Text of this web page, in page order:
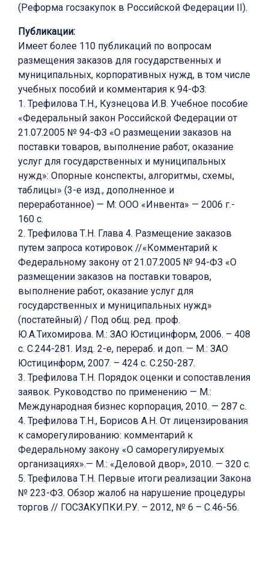
(Реформа госзакупок в Российской Федерации II).
Публикации:
Имеет более 110 публикаций по вопросам
размещения заказов для государственных и
муниципальных, корпоративных нужд, в том числе
учебных пособий и комментария к 94-ФЗ:
1. Трефилова Т.Н., Кузнецова И.В. Учебное пособие
«Федеральный закон Российской Федерации от
21.07.2005 № 94-ФЗ «О размещении заказов на
поставки товаров, выполнение работ, оказание
услуг для государственных и муниципальных
нужд»: Опорные конспекты, алгоритмы, схемы,
таблицы» (3-е изд., дополненное и
переработанное) — М: ООО «Инвента» — 2006 г.-
160 с.
2. Трефилова Т.Н. Глава 4. Размещение заказов
путем запроса котировок //«Комментарий к
Федеральному закону от 21.07.2005 № 94-ФЗ «О
размещении заказов на поставки товаров,
выполнение работ, оказание услуг для
государственных и муниципальных нужд»
(постатейный) / Под общ. ред. проф.
Ю.А.Тихомирова. М.: ЗАО Юстицинформ, 2006. – 408
с. С.244-281. Изд. 2-е, перераб. и доп. — М.: ЗАО
Юстицинформ, 2007. – 424 с. С.250-287.
3. Трефилова Т.Н. Порядок оценки и сопоставления
заявок. Руководство по применению — М.:
Международная бизнес корпорация, 2010. — 287 с.
4. Трефилова Т.Н., Борисов А.Н. От лицензирования
к саморегулированию: комментарий к
Федеральному закону «О саморегулируемых
организациях».— М.: «Деловой двор», 2010. — 320 с.
5. Трефилова Т.Н. Первые итоги реализации Закона
№ 223-ФЗ. Обзор жалоб на нарушение процедуры
торгов // ГОСЗАКУПКИ.РУ. – 2012, № 6 – С.46-56.